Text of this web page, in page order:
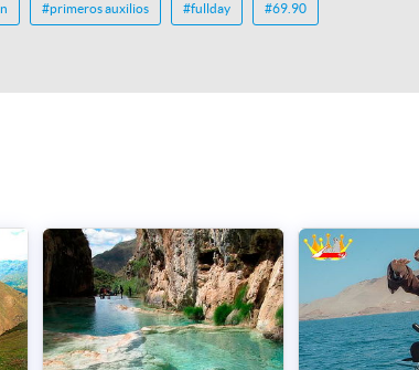
#primeros auxilios #fullday #69.90